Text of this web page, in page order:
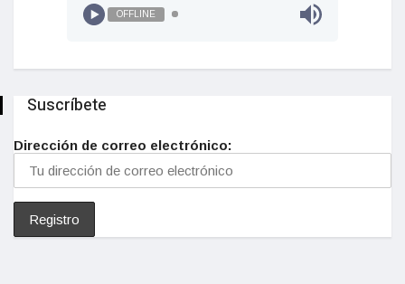
OFFLINE
Suscríbete
Dirección de correo electrónico: